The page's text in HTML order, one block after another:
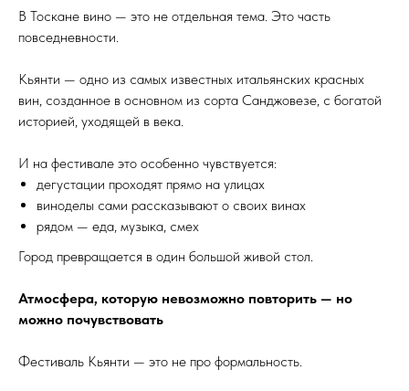
В Тоскане вино — это не отдельная тема. Это часть
повседневности.
Кьянти — одно из самых известных итальянских красных
вин, созданное в основном из сорта Санджовезе, с богатой
историей, уходящей в века.
И на фестивале это особенно чувствуется:
дегустации проходят прямо на улицах
виноделы сами рассказывают о своих винах
рядом — еда, музыка, смех
Город превращается в один большой живой стол.
Атмосфера, которую невозможно повторить — но
можно почувствовать
Фестиваль Кьянти — это не про формальность.